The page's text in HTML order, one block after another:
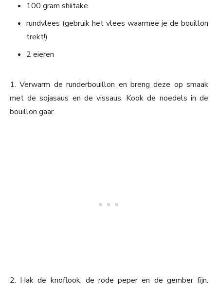
100 gram shiitake
rundvlees (gebruik het vlees waarmee je de bouillon
trekt!)
2 eieren
1. Verwarm de runderbouillon en breng deze op smaak
met de sojasaus en de vissaus. Kook de noedels in de
bouillon gaar.
2. Hak de knoflook, de rode peper en de gember fijn.